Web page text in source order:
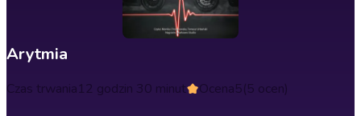
Arytmia
Czas trwania12 godzin 30 minut Ocena5(5 ocen)